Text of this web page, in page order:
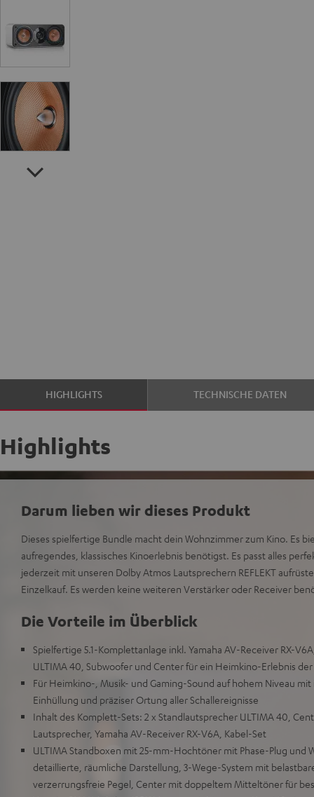
HIGHLIGHTS TECHNISCHE DATEN
Highlights
Darum lieben wir dieses Produkt
Dieses spielfertige Bundle macht dein Wohnzimmer zum Kino. Es
aufregendes, klassisches Kinoerlebnis benötigst. Es passt alles
jederzeit mit unseren Dolby Atmos Lautsprechern REFLEKT
Einzelkauf. Es werden keine weiteren Verstärker oder Receiver
Die Vorteile im Überblick
Spielfertige 5.1-Komplettanlage inkl. Yamaha AV-Receiver RX-
ULTIMA 40, Subwoofer und Center für ein Heimkino-Erlebnis der
Für Heimkino-, Musik- und Gaming-Sound auf hohem Niveau
Einhüllung und präziser Ortung aller Schallereignisse
Inhalt des Komplett-Sets: 2 x Standlautsprecher ULTIMA 40,
Lautsprecher, Yamaha AV-Receiver RX-V6A, Kabel-Set
ULTIMA Standboxen mit 25-mm-Hochtöner mit Phase-Plug und
detaillierte, räumliche Darstellung, 3-Wege-System mit
verzerrungsfreie Pegel, Center mit doppeltem Mitteltöner für